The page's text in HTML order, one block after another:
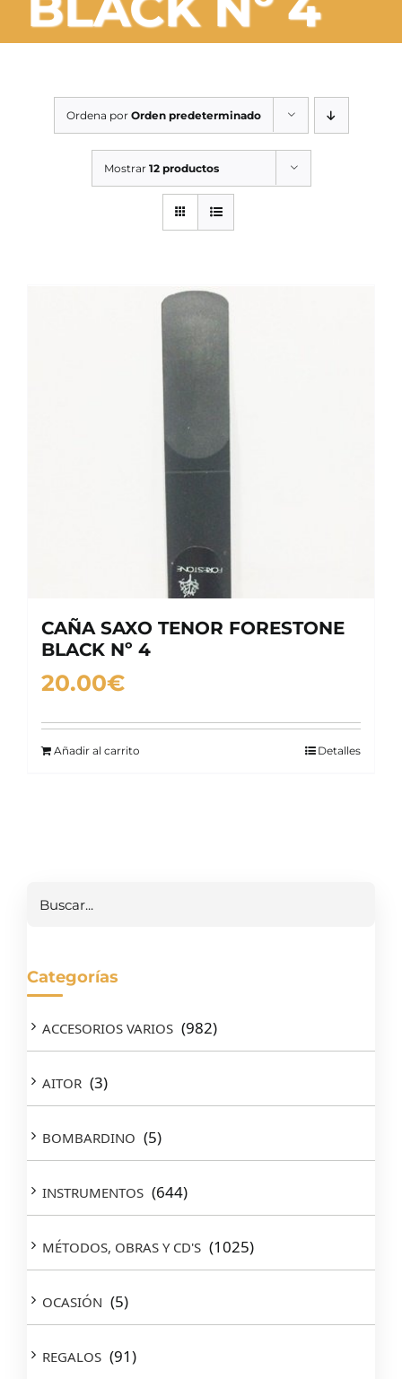
OCASIÓN
SERVICIOS TALLER
Ordena por Orden predeterminado
Mostrar 12 productos
CAÑA SAXO TENOR FORESTONE
BLACK Nº 4
20.00€
Añadir al carrito Detalles
Categorías
ACCESORIOS VARIOS (982)
AITOR (3)
BOMBARDINO (5)
INSTRUMENTOS (644)
MÉTODOS, OBRAS Y CD'S (1025)
OCASIÓN (5)
REGALOS (91)